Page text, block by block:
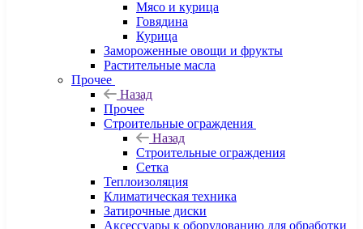
Мясо и курица
Говядина
Курица
Замороженные овощи и фрукты
Растительные масла
Прочее
Назад
Прочее
Строительные ограждения
Назад
Строительные ограждения
Сетка
Теплоизоляция
Климатическая техника
Затирочные диски
Аксессуары к оборудованию для обработки